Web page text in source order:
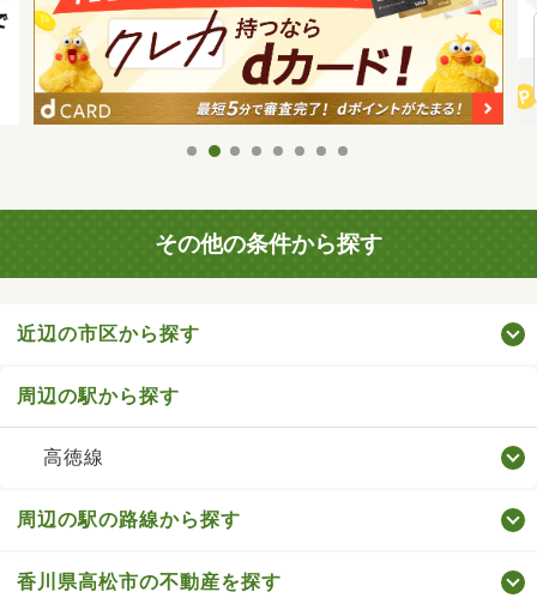
その他の条件から探す
近辺の市区から探す
周辺の駅から探す
高徳線
周辺の駅の路線から探す
香川県高松市の不動産を探す